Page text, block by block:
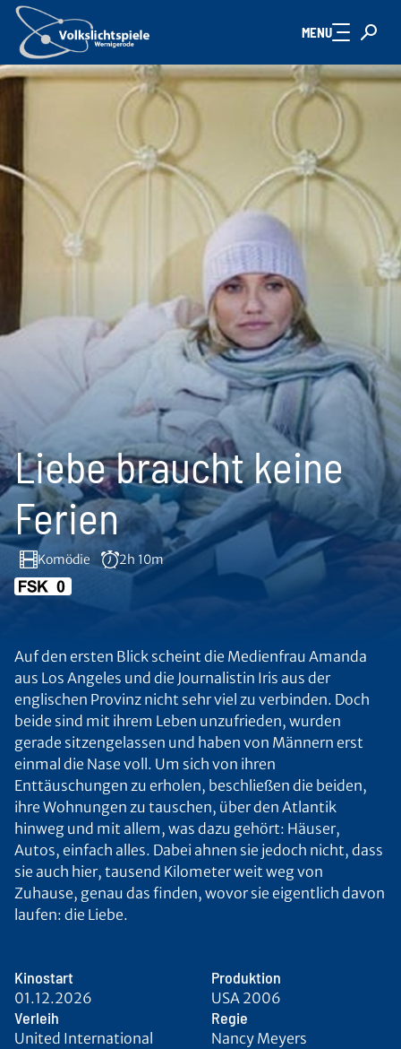
Zum Hauptinhalt springen MENU
Liebe braucht keine
Ferien
Komödie 2h 10m
Auf den ersten Blick scheint die Medienfrau Amanda
aus Los Angeles und die Journalistin Iris aus der
englischen Provinz nicht sehr viel zu verbinden. Doch
beide sind mit ihrem Leben unzufrieden, wurden
gerade sitzengelassen und haben von Männern erst
einmal die Nase voll. Um sich von ihren
Enttäuschungen zu erholen, beschließen die beiden,
ihre Wohnungen zu tauschen, über den Atlantik
hinweg und mit allem, was dazu gehört: Häuser,
Autos, einfach alles. Dabei ahnen sie jedoch nicht, dass
sie auch hier, tausend Kilometer weit weg von
Zuhause, genau das finden, wovor sie eigentlich davon
laufen: die Liebe.
Kinostart
01.12.2026
Produktion
USA 2006
Verleih
United International
Regie
Nancy Meyers